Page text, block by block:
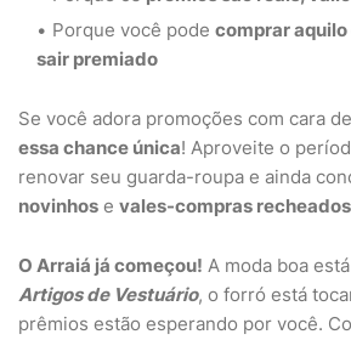
Porque você pode comprar aquilo
sair premiado
Se você adora promoções com cara
essa chance única! Aproveite o
renovar seu guarda-roupa e ainda
novinhos e vales-compras recheados
O Arraiá já começou! A moda boa
Artigos de Vestuário, o forró está
prêmios estão esperando por você.